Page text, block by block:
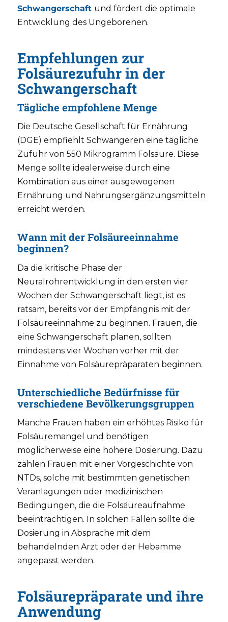
Schwangerschaft und fördert die optimale
Entwicklung des Ungeborenen.
Empfehlungen zur
Folsäurezufuhr in der
Schwangerschaft
Tägliche empfohlene Menge
Die Deutsche Gesellschaft für Ernährung
(DGE) empfiehlt Schwangeren eine tägliche
Zufuhr von 550 Mikrogramm Folsäure. Diese
Menge sollte idealerweise durch eine
Kombination aus einer ausgewogenen
Ernährung und Nahrungsergänzungsmitteln
erreicht werden.
Wann mit der Folsäureeinnahme
beginnen?
Da die kritische Phase der
Neuralrohrentwicklung in den ersten vier
Wochen der Schwangerschaft liegt, ist es
ratsam, bereits vor der Empfängnis mit der
Folsäureeinnahme zu beginnen. Frauen, die
eine Schwangerschaft planen, sollten
mindestens vier Wochen vorher mit der
Einnahme von Folsäurepräparaten beginnen.
Unterschiedliche Bedürfnisse für
verschiedene Bevölkerungsgruppen
Manche Frauen haben ein erhöhtes Risiko für
Folsäuremangel und benötigen
möglicherweise eine höhere Dosierung. Dazu
zählen Frauen mit einer Vorgeschichte von
NTDs, solche mit bestimmten genetischen
Veranlagungen oder medizinischen
Bedingungen, die die Folsäureaufnahme
beeinträchtigen. In solchen Fällen sollte die
Dosierung in Absprache mit dem
behandelnden Arzt oder der Hebamme
angepasst werden.
Folsäurepräparate und ihre
Anwendung